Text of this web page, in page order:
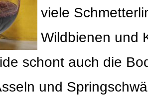
viele
Wildbienen und
schont auch die
und